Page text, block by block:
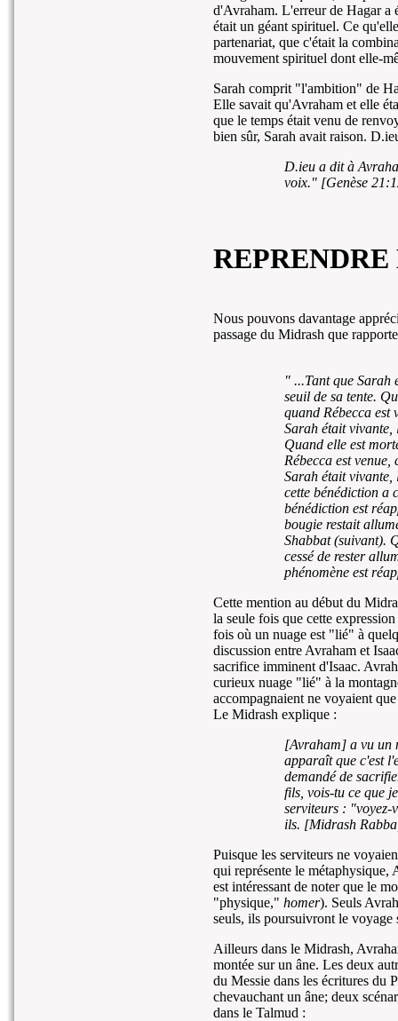
d'Avraham. L'erreur de Hagar a
était un géant spirituel. Ce
partenariat, que c'était la
mouvement spirituel dont elle-
Sarah comprit "l'ambition" de
Elle savait qu'Avraham et elle
que le temps était venu de
bien sûr, Sarah avait raison.
D.ieu a dit à
voix." [Genèse
Nous pouvons davantage
passage du Midrash que
" ...Tant que Sarah
seuil de sa tente.
quand Rébecca est
Sarah était vivante,
Quand elle est
Rébecca est
Sarah était vivante,
cette bénédiction a
bénédiction est
bougie restait
Shabbat (suivant).
cessé de rester
phénomène est
Cette mention au début du
la seule fois que cette
fois où un nuage est "lié" à
discussion entre Avraham et
sacrifice imminent d'Isaac.
curieux nuage "lié" à la
accompagnaient ne voyaient
Le Midrash explique :
[Avraham] a vu un
apparaît que c'est
demandé de
fils, vois-tu ce que
serviteurs : "voyez-
ils. [Midrash
Puisque les serviteurs ne
qui représente le métaphysique,
est intéressant de noter que le
"physique," homer). Seuls
seuls, ils poursuivront le voyage
Ailleurs dans le Midrash,
montée sur un âne. Les deux
du Messie dans les écritures du
chevauchant un âne; deux
dans le Talmud :